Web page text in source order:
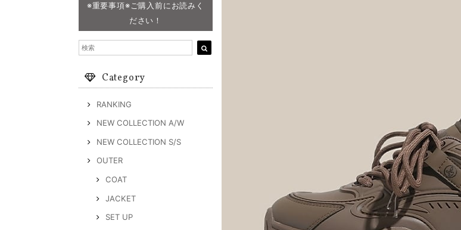
※重要事項※ご購入前にお読みく
ださい！
Category
RANKING
NEW COLLECTION A/W
NEW COLLECTION S/S
OUTER
COAT
JACKET
SET UP